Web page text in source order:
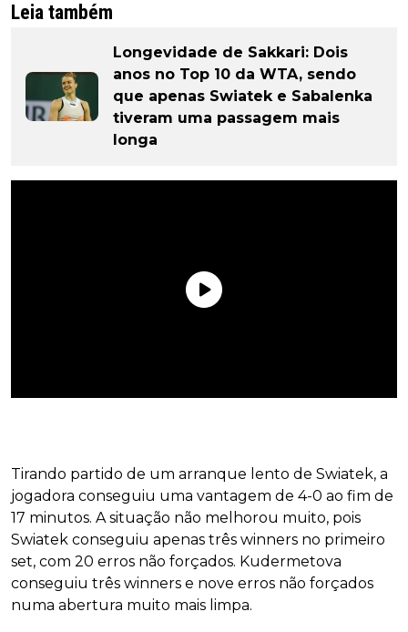
Leia também
Longevidade de Sakkari: Dois
anos no Top 10 da WTA, sendo
que apenas Swiatek e Sabalenka
tiveram uma passagem mais
longa
Tirando partido de um arranque lento de Swiatek, a
jogadora conseguiu uma vantagem de 4-0 ao fim de
17 minutos. A situação não melhorou muito, pois
Swiatek conseguiu apenas três winners no primeiro
set, com 20 erros não forçados. Kudermetova
conseguiu três winners e nove erros não forçados
numa abertura muito mais limpa.